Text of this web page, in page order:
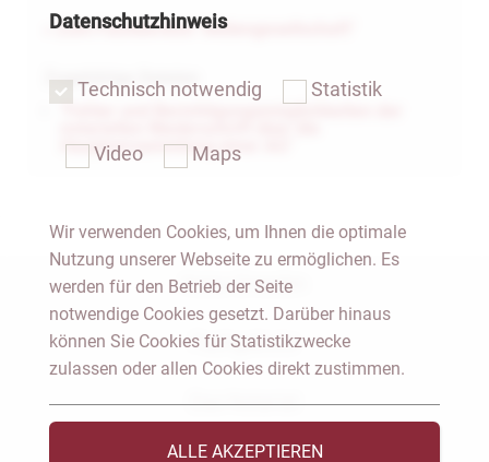
« Zum Fachbereich "Aktiengesellschaft"
Zugehörige Dateien
"Fehler und Berichtigungsmöglichkeiten der
Hauptversammlung einer AG"
Notar Dresden
Fachgebiete
Das Notariat
Datenschutzhinweis
Technisch notwendig Statistik
Video Maps
Wir verwenden Cookies, um Ihnen die optimale
Nutzung unserer Webseite zu ermöglichen. Es
werden für den Betrieb der Seite
notwendige Cookies gesetzt. Darüber hinaus
können Sie Cookies für Statistikzwecke
zulassen oder allen Cookies direkt zustimmen.
ALLE AKZEPTIEREN